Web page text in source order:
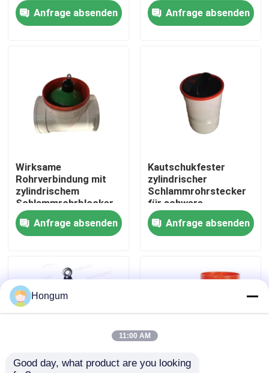
Zu Hause
Über uns
Qualitätskontrolle
Neuigkeiten
Bitte um ein Angebot
Gummimembrandichtungen
Ventil-Gummimembran
Anfrage absenden
Anfrage absenden
Wirksame
Rohrverbindung mit
zylindrischem
Schlammrohrblocker
Korrosionsbeständig
Anfrage absenden
Kautschukfester
zylindrischer
Schlammrohrstecker
für schwere
Umgebungen
Anfrage absenden
Hongum
11:00 AM
Good day, what product are you looking